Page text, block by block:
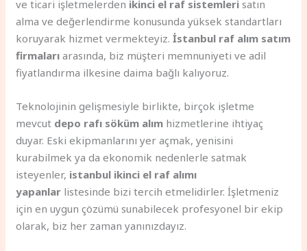
ve ticari işletmelerden ikinci el raf sistemleri satın
alma ve değerlendirme konusunda yüksek standartları
koruyarak hizmet vermekteyiz.İstanbul raf alım satım
firmaları arasında, biz müşteri memnuniyeti ve adil
fiyatlandırma ilkesine daima bağlı kalıyoruz.
Teknolojinin gelişmesiyle birlikte, birçok işletme
mevcut depo rafı söküm alım hizmetlerine ihtiyaç
duyar. Eski ekipmanlarını yer açmak, yenisini
kurabilmek ya da ekonomik nedenlerle satmak
isteyenler, istanbul ikinci el raf alımı
yapanlar listesinde bizi tercih etmelidirler. İşletmeniz
için en uygun çözümü sunabilecek profesyonel bir ekip
olarak, biz her zaman yanınızdayız.